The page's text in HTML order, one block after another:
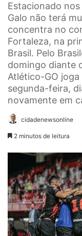
Estacionado
Galo não terá
concentra no
Fortaleza, na
Brasil. Pelo
domingo diante
Atlético-GO
segunda-feira,
novamente em
cidadenewsonline
2 minutos de leitura